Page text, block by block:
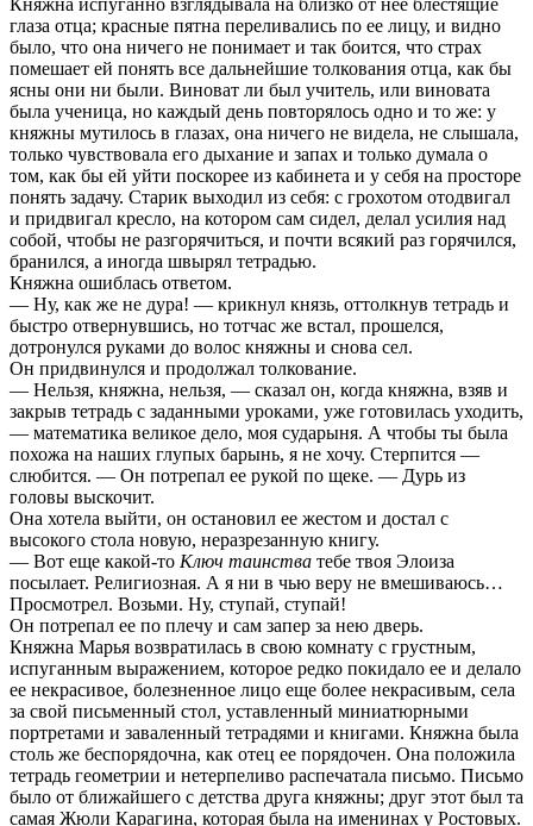
Княжна испуганно взглядывала на близко от нее блестящие
глаза отца; красные пятна переливались по ее лицу, и видно
было, что она ничего не понимает и так боится, что страх
помешает ей понять все дальнейшие толкования отца, как бы
ясны они ни были. Виноват ли был учитель, или виновата
была ученица, но каждый день повторялось одно и то же: у
княжны мутилось в глазах, она ничего не видела, не слышала,
только чувствовала его дыхание и запах и только думала о
том, как бы ей уйти поскорее из кабинета и у себя на просторе
понять задачу. Старик выходил из себя: с грохотом отодвигал
и придвигал кресло, на котором сам сидел, делал усилия над
собой, чтобы не разгорячиться, и почти всякий раз горячился,
бранился, а иногда швырял тетрадью.
Княжна ошиблась ответом.
— Ну, как же не дура! — крикнул князь, оттолкнув тетрадь и
быстро отвернувшись, но тотчас же встал, прошелся,
дотронулся руками до волос княжны и снова сел.
Он придвинулся и продолжал толкование.
— Нельзя, княжна, нельзя, — сказал он, когда княжна, взяв и
закрыв тетрадь с заданными уроками, уже готовилась уходить,
— математика великое дело, моя сударыня. А чтобы ты была
похожа на наших глупых барынь, я не хочу. Стерпится —
слюбится. — Он потрепал ее рукой по щеке. — Дурь из
головы выскочит.
Она хотела выйти, он остановил ее жестом и достал с
высокого стола новую, неразрезанную книгу.
— Вот еще какой-то Ключ таинства тебе твоя Элоиза
посылает. Религиозная. А я ни в чью веру не вмешиваюсь…
Просмотрел. Возьми. Ну, ступай, ступай!
Он потрепал ее по плечу и сам запер за нею дверь.
Княжна Марья возвратилась в свою комнату с грустным,
испуганным выражением, которое редко покидало ее и делало
ее некрасивое, болезненное лицо еще более некрасивым, села
за свой письменный стол, уставленный миниатюрными
портретами и заваленный тетрадями и книгами. Княжна была
столь же беспорядочна, как отец ее порядочен. Она положила
тетрадь геометрии и нетерпеливо распечатала письмо. Письмо
было от ближайшего с детства друга княжны; друг этот был та
самая Жюли Карагина, которая была на именинах у Ростовых.